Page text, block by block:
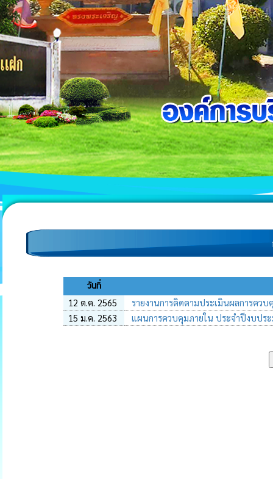
วันที่
12 ต.ค. 2565
รายงานการติดตามประเมินผลการคว
15 ม.ค. 2563
แผนการควบคุมภายใน ประจำปีงบปร